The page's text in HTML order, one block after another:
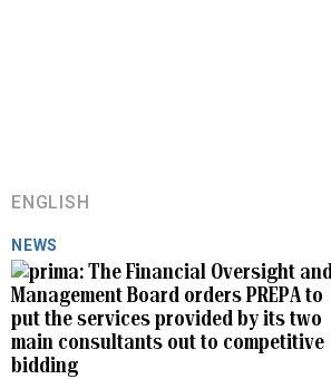
ENGLISH
NEWS
The Financial Oversight and
Management Board orders PREPA to
put the services provided by its two
main consultants out to competitive
bidding